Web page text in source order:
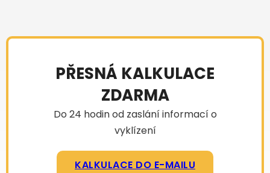
PŘESNÁ KALKULACE
ZDARMA
Do 24 hodin od zaslání informací o
vyklízení
KALKULACE DO E-MAILU